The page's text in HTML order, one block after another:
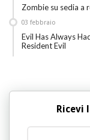
Zombie su sedia a
Evil Has Always
Resident Evil
03 febbraio
Ricevi